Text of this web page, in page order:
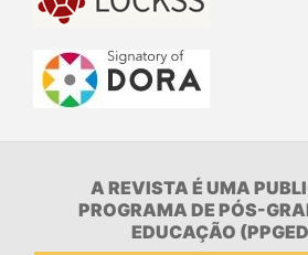
A REVISTA É UMA
PROGRAMA DE PÓS-
EDUCAÇÃO